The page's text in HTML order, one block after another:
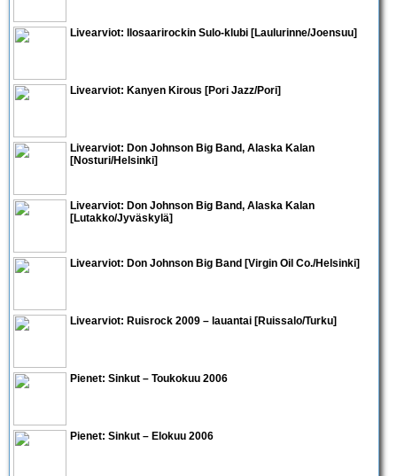
Livearviot: Ilosaarirockin Sulo-klubi [Laulurinne/Joensuu]
Livearviot: Kanyen Kirous [Pori Jazz/Pori]
Livearviot: Don Johnson Big Band, Alaska Kalan
[Nosturi/Helsinki]
Livearviot: Don Johnson Big Band, Alaska Kalan
[Lutakko/Jyväskylä]
Livearviot: Don Johnson Big Band [Virgin Oil Co./Helsinki]
Livearviot: Ruisrock 2009 – lauantai [Ruissalo/Turku]
Pienet: Sinkut – Toukokuu 2006
Pienet: Sinkut – Elokuu 2006